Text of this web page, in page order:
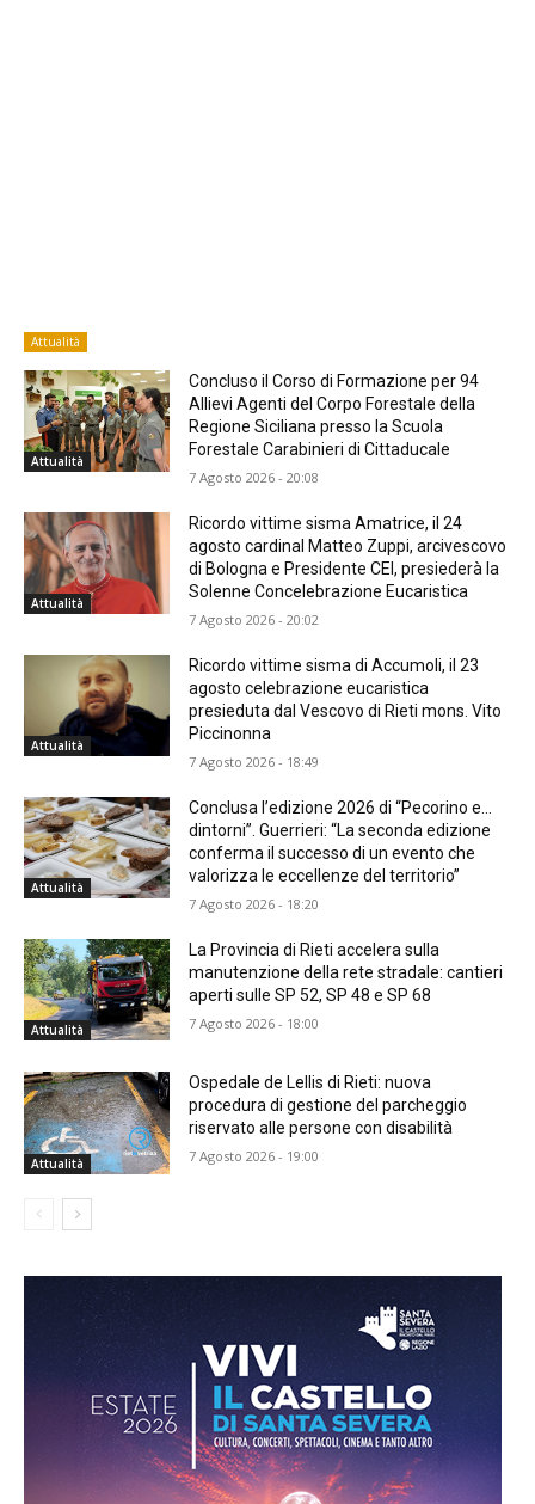
Attualità
Attualità
Concluso il Corso di Formazione per 94
Allievi Agenti del Corpo Forestale della
Regione Siciliana presso la Scuola
Forestale Carabinieri di Cittaducale
7 Agosto 2026 - 20:08
Attualità
Ricordo vittime sisma Amatrice, il 24
agosto cardinal Matteo Zuppi, arcivescovo
di Bologna e Presidente CEI, presiederà la
Solenne Concelebrazione Eucaristica
7 Agosto 2026 - 20:02
Attualità
Ricordo vittime sisma di Accumoli, il 23
agosto celebrazione eucaristica
presieduta dal Vescovo di Rieti mons. Vito
Piccinonna
7 Agosto 2026 - 18:49
Attualità
Conclusa l’edizione 2026 di “Pecorino e…
dintorni”. Guerrieri: “La seconda edizione
conferma il successo di un evento che
valorizza le eccellenze del territorio”
7 Agosto 2026 - 18:20
Attualità
La Provincia di Rieti accelera sulla
manutenzione della rete stradale: cantieri
aperti sulle SP 52, SP 48 e SP 68
7 Agosto 2026 - 18:00
Attualità
Ospedale de Lellis di Rieti: nuova
procedura di gestione del parcheggio
riservato alle persone con disabilità
7 Agosto 2026 - 19:00